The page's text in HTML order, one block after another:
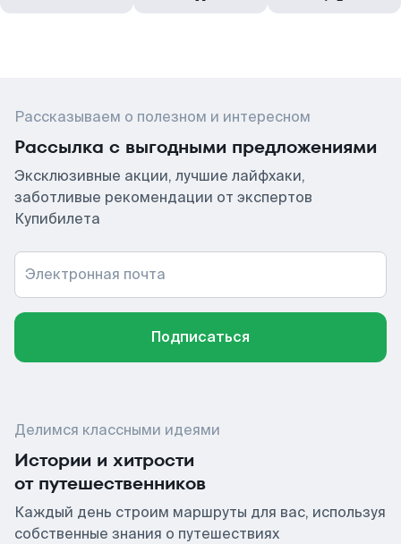
Рассказываем о полезном и интересном
Рассылка с выгодными предложениями
Эксклюзивные акции, лучшие лайфхаки,
заботливые рекомендации от экспертов
Купибилета
Электронная почта
Подписаться
Делимся классными идеями
Истории и хитрости
от путешественников
Каждый день строим маршруты для вас, используя
собственные знания о путешествиях